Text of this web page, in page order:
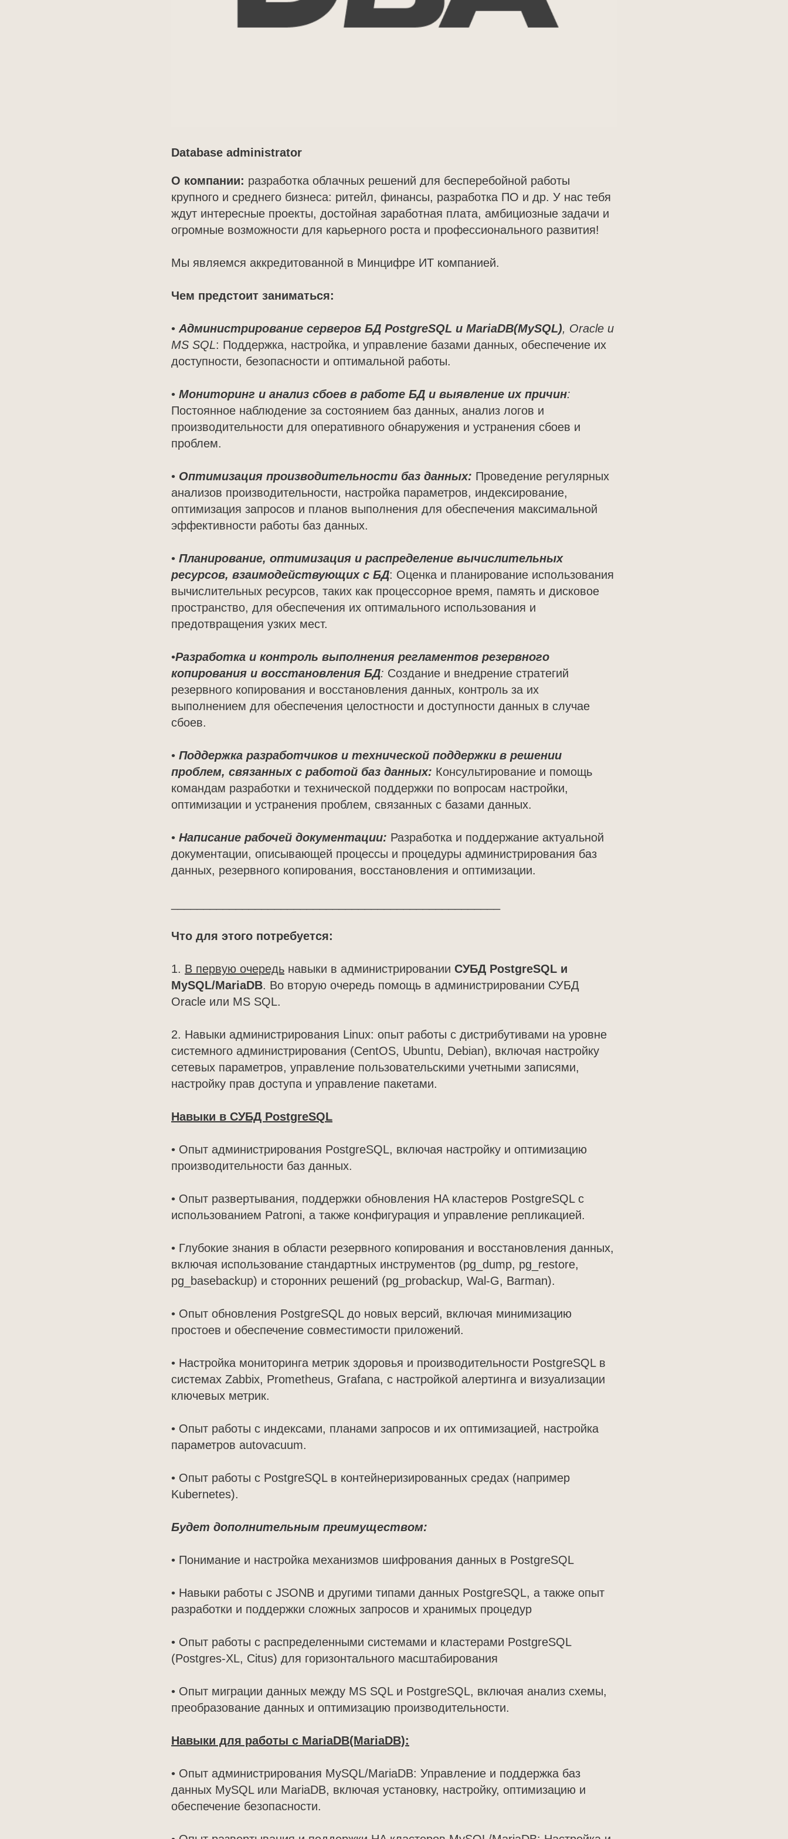
Database administrator
О компании: разработка облачных решений для бесперебойной работы
крупного и среднего бизнеса: ритейл, финансы, разработка ПО и др. У нас тебя
ждут интересные проекты, достойная заработная плата, амбициозные задачи и
огромные возможности для карьерного роста и профессионального развития!
Мы являемся аккредитованной в Минцифре ИТ компанией.
Чем предстоит заниматься:
• Администрирование серверов БД PostgreSQL и MariaDB(MySQL), Oracle и
MS SQL: Поддержка, настройка, и управление базами данных, обеспечение их
доступности, безопасности и оптимальной работы.
• Мониторинг и анализ сбоев в работе БД и выявление их причин:
Постоянное наблюдение за состоянием баз данных, анализ логов и
производительности для оперативного обнаружения и устранения сбоев и
проблем.
• Оптимизация производительности баз данных: Проведение регулярных
анализов производительности, настройка параметров, индексирование,
оптимизация запросов и планов выполнения для обеспечения максимальной
эффективности работы баз данных.
• Планирование, оптимизация и распределение вычислительных
ресурсов, взаимодействующих с БД: Оценка и планирование использования
вычислительных ресурсов, таких как процессорное время, память и дисковое
пространство, для обеспечения их оптимального использования и
предотвращения узких мест.
•Разработка и контроль выполнения регламентов резервного
копирования и восстановления БД: Создание и внедрение стратегий
резервного копирования и восстановления данных, контроль за их
выполнением для обеспечения целостности и доступности данных в случае
сбоев.
• Поддержка разработчиков и технической поддержки в решении
проблем, связанных с работой баз данных: Консультирование и помощь
командам разработки и технической поддержки по вопросам настройки,
оптимизации и устранения проблем, связанных с базами данных.
• Написание рабочей документации: Разработка и поддержание актуальной
документации, описывающей процессы и процедуры администрирования баз
данных, резервного копирования, восстановления и оптимизации.
Что для этого потребуется:
1. В первую очередь навыки в администрировании СУБД PostgreSQL и
MySQL/MariaDB. Во вторую очередь помощь в администрировании СУБД
Oracle или MS SQL.
2. Навыки администрирования Linux: опыт работы с дистрибутивами на уровне
системного администрирования (CentOS, Ubuntu, Debian), включая настройку
сетевых параметров, управление пользовательскими учетными записями,
настройку прав доступа и управление пакетами.
Навыки в СУБД PostgreSQL
• Опыт администрирования PostgreSQL, включая настройку и оптимизацию
производительности баз данных.
• Опыт развертывания, поддержки обновления HA кластеров PostgreSQL с
использованием Patroni, а также конфигурация и управление репликацией.
• Глубокие знания в области резервного копирования и восстановления данных,
включая использование стандартных инструментов (pg_dump, pg_restore,
pg_basebackup) и сторонних решений (pg_probackup, Wal-G, Barman).
• Опыт обновления PostgreSQL до новых версий, включая минимизацию
простоев и обеспечение совместимости приложений.
• Настройка мониторинга метрик здоровья и производительности PostgreSQL в
системах Zabbix, Prometheus, Grafana, с настройкой алертинга и визуализации
ключевых метрик.
• Опыт работы с индексами, планами запросов и их оптимизацией, настройка
параметров autovacuum.
• Опыт работы с PostgreSQL в контейнеризированных средах (например
Kubernetes).
Будет дополнительным преимуществом:
• Понимание и настройка механизмов шифрования данных в PostgreSQL
• Навыки работы с JSONB и другими типами данных PostgreSQL, а также опыт
разработки и поддержки сложных запросов и хранимых процедур
• Опыт работы с распределенными системами и кластерами PostgreSQL
(Postgres-XL, Citus) для горизонтального масштабирования
• Опыт миграции данных между MS SQL и PostgreSQL, включая анализ схемы,
преобразование данных и оптимизацию производительности.
Навыки для работы с MariaDB(MariaDB):
• Опыт администрирования MySQL/MariaDB: Управление и поддержка баз
данных MySQL или MariaDB, включая установку, настройку, оптимизацию и
обеспечение безопасности.